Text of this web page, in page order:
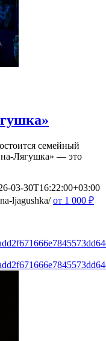
семейный
Лягушка» — это
03-30T16:22:00+03:00
ljagushka/ от 1 000 ₽